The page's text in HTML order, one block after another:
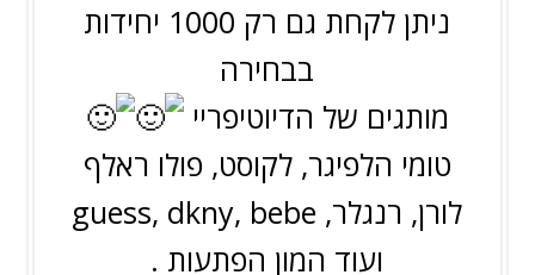
ניתן לקחת גם רק 1000 יחידות
בבחירה
מותגים של הדיוטיפריי
טומי הלפיגר, לקוסט, פולו ראלף
לורן, רנגלר, guess, dkny, bebe
ועוד המון הפתעות .